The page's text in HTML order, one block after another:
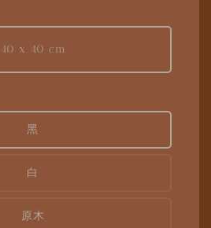
40 x 40 cm
黑
白
原木